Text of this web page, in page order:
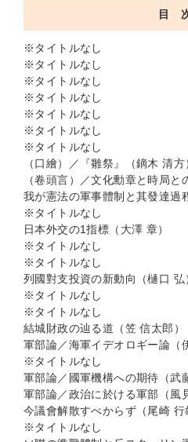
目
※タイトルなし
※タイトルなし
※タイトルなし
※タイトルなし
※タイトルなし
※タイトルなし
※タイトルなし
（口繪）／『雛祭』（鏑木 清方
（卷頭言）／文化勳章と時局と
我が憲法の軍事體制と其發達過
※タイトルなし
日本外交の1指標（大澤 章）
※タイトルなし
※タイトルなし
列國對支投資の新動向（樋口 弘
※タイトルなし
※タイトルなし
結城財政の辿る道（笠 信太郎）
軍部論／海軍イデオロギー論（
※タイトルなし
軍部論／國軍機構への期待（武
軍部論／政治に於ける軍部（風
今議會解散すべからず（尾崎 行
※タイトルなし